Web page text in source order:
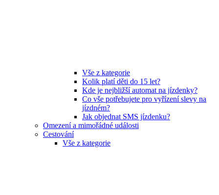
Vše z kategorie
Kolik platí děti do 15 let?
Kde je nejbližší automat na jízdenky?
Co vše potřebujete pro vyřízení slevy na
jízdném?
Jak objednat SMS jízdenku?
Omezení a mimořádné události
Cestování
Vše z kategorie